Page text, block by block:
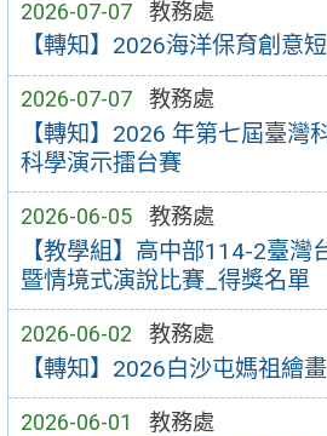
2026-07-07 教務處
【轉知】2026海洋保育創意
2026-07-07 教務處
【轉知】2026 年第七屆臺灣
科學演示擂台賽
2026-06-05 教務處
【教學組】高中部114-2臺灣
暨情境式演說比賽_得獎名單
2026-06-02 教務處
【轉知】2026白沙屯媽祖繪
2026-06-01 教務處